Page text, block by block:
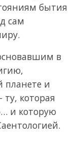
бытия
сам
в
планете и
которая
и которую